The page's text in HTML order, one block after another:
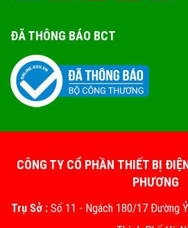
ĐÃ THÔNG BÁO BCT
CÔNG TY CỔ PHẦN THIẾT BỊ
PHƯƠNG
Trụ Sở : Số 11 - Ngách 180/17 Đường